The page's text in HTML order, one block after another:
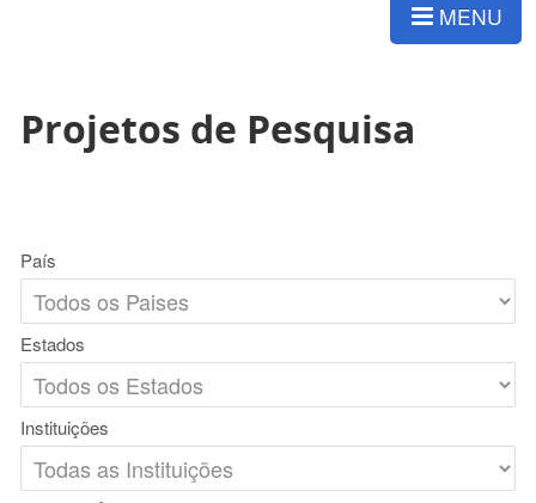
MENU
Projetos de Pesquisa
País
Estados
Instituições